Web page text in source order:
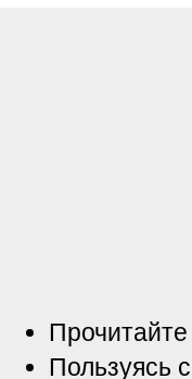
Прочитайте
Пользуясь